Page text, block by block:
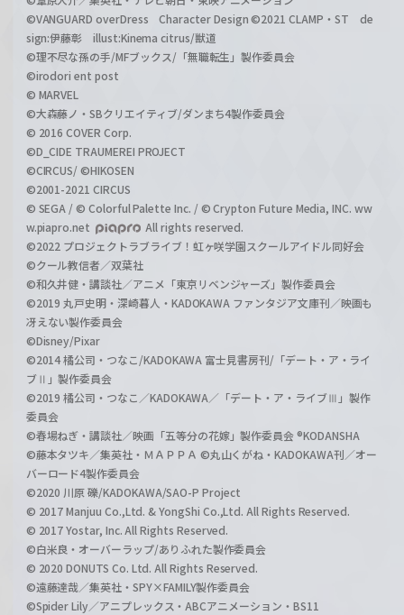
©VANGUARD overDress Character Design ©2021 CLAMP・ST de
sign:伊藤彰 illust:Kinema citrus/獣道
©理不尽な孫の手/MFブックス/「無職転生」製作委員会
©irodori ent post
© MARVEL
©大森藤ノ・SBクリエイティブ/ダンまち4製作委員会
© 2016 COVER Corp.
©D_CIDE TRAUMEREI PROJECT
©CIRCUS/ ©HIKOSEN
©2001-2021 CIRCUS
© SEGA / © Colorful Palette Inc. / © Crypton Future Media, INC. ww
w.piapro.net
All rights reserved.
©2022 プロジェクトラブライブ！虹ヶ咲学園スクールアイドル同好会
©クール教信者／双葉社
©和久井健・講談社／アニメ「東京リベンジャーズ」製作委員会
©2019 丸戸史明・深崎暮人・KADOKAWA ファンタジア文庫刊／映画も
冴えない製作委員会
©Disney/Pixar
©2014 橘公司・つなこ/KADOKAWA 富士見書房刊/「デート・ア・ライ
ブⅡ」製作委員会
©2019 橘公司・つなこ／KADOKAWA／「デート・ア・ライブⅢ」製作
委員会
©春場ねぎ・講談社／映画「五等分の花嫁」製作委員会 ®KODANSHA
©藤本タツキ／集英社・ＭＡＰＰＡ ©丸山くがね・KADOKAWA刊／オー
バーロード4製作委員会
©2020 川原 礫/KADOKAWA/SAO-P Project
© 2017 Manjuu Co.,Ltd. & YongShi Co.,Ltd. All Rights Reserved.
© 2017 Yostar, Inc. All Rights Reserved.
©白米良・オーバーラップ/ありふれた製作委員会
© 2020 DONUTS Co. Ltd. All Rights Reserved.
©遠藤達哉／集英社・SPY×FAMILY製作委員会
©Spider Lily／アニプレックス・ABCアニメーション・BS11